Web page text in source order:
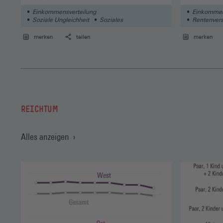
Einkommensverteilung
Soziale Ungleichheit
Soziales
merken teilen
merken
REICHTUM
Alles anzeigen